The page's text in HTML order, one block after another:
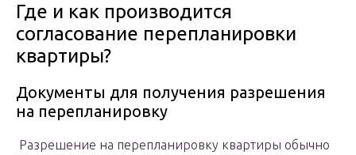
Где и как производится
согласование перепланировки
квартиры?
Документы для получения разрешения
на перепланировку
Разрешение на перепланировку квартиры обычно